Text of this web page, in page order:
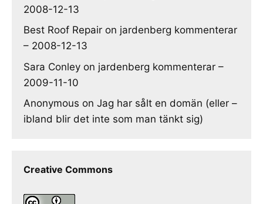
2008-12-13
Best Roof Repair on jardenberg kommenterar
– 2008-12-13
Sara Conley on jardenberg kommenterar –
2009-11-10
Anonymous on Jag har sålt en domän (eller –
ibland blir det inte som man tänkt sig)
Creative Commons